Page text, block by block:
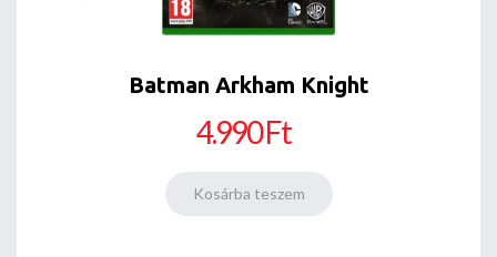
Batman Arkham Knight
4.990 Ft